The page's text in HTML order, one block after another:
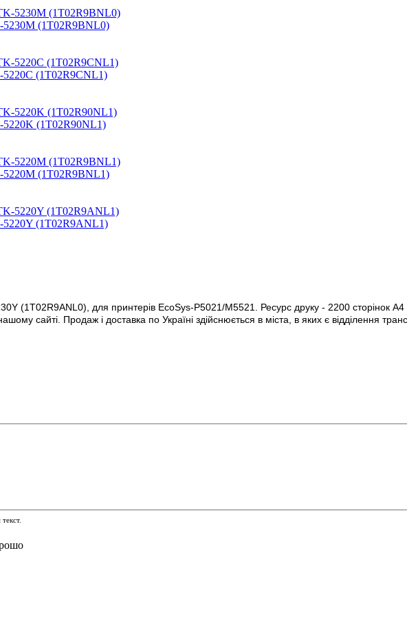
5230M (1T02R9BNL0)
5220C (1T02R9CNL1)
5220K (1T02R90NL1)
5220M (1T02R9BNL1)
5220Y (1T02R9ANL1)
(1T02R9ANL0), для принтерів EcoSys-P5021/M5521. Ресурс друку - 2200 сторінок
сайті. Продаж і доставка по Україні здійснюється в міста, в яких є відділення